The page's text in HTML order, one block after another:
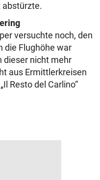
abstürzte.
versuchte noch, den
die Flughöhe war
dieser nicht mehr
aus Ermittlerkreisen
Resto del Carlino“